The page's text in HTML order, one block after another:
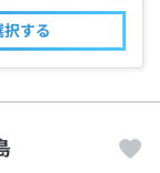
択する